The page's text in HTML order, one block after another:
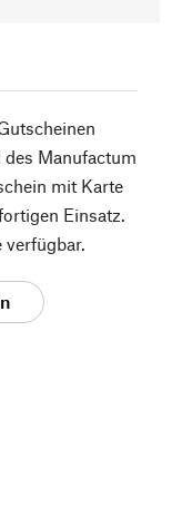
Manufactum
mit Karte
Einsatz.
verfügbar.